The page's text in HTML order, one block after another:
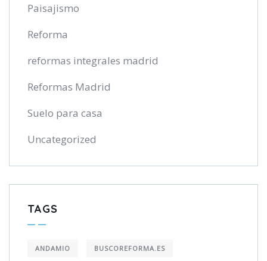
Paisajismo
Reforma
reformas integrales madrid
Reformas Madrid
Suelo para casa
Uncategorized
TAGS
ANDAMIO BUSCOREFORMA.ES